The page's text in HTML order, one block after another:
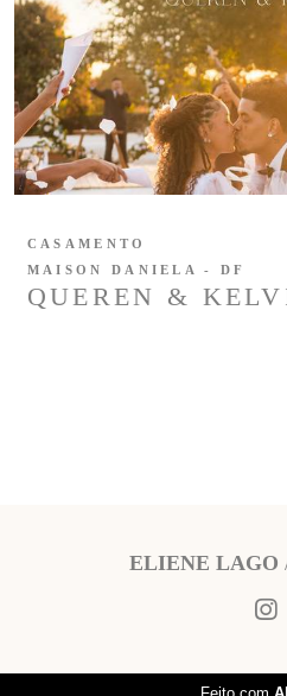
QUEREN &
CASAMENTO
MAISON DANIELA - DF
ELIENE LAGO